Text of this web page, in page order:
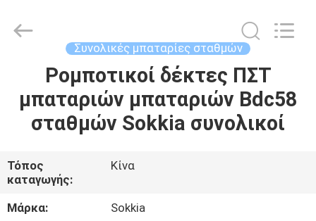
ΣΠΊΤΙ
ΠΡΟΪΌΝΤΑ
ΠΕΡΊΠΟΥ
ΕΜΕΊΣ
Instrument
Co.,Ltd.
Συνολικές μπαταρίες σταθμών
Ρομποτικοί δέκτες ΠΣΤ
μπαταριών μπαταριών Bdc58
σταθμών Sokkia συνολικοί
Τόπος
καταγωγής:
Κίνα
Μάρκα:
Sokkia